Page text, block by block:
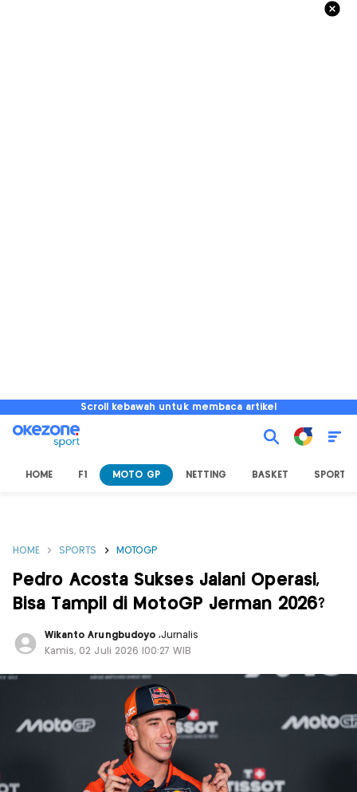
Scroll kebawah untuk membaca artikel
HOME F1 MOTO GP NETTING BASKET SPORT
HOME SPORTS MOTOGP
Pedro Acosta Sukses Jalani Operasi,
Bisa Tampil di MotoGP Jerman 2026?
Wikanto Arungbudoyo ,Jurnalis
Kamis, 02 Juli 2026 |00:27 WIB